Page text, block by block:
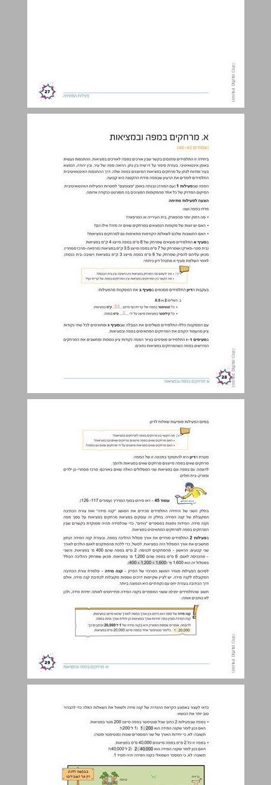
א. מרחקים במפה ובמציאות ... 28